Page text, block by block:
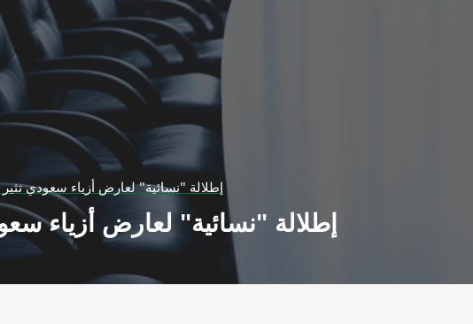
إطلالة "نسائية" لعارض أزياء سعودي
إطلالة "نسائية" لعارض أزياء